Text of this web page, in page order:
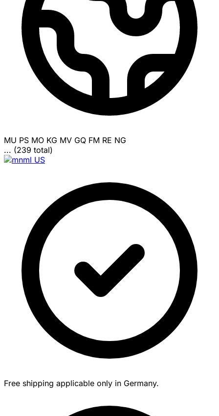
MU PS MO KG MV GQ FM RE NG
... (239 total)
Free shipping applicable only in Germany.